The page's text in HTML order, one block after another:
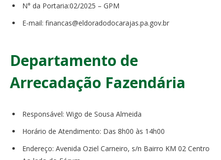
N° da Portaria:02/2025 – GPM
E-mail: financas@eldoradodocarajas.pa.gov.br
Departamento de
Arrecadação Fazendária
Responsável: Wigo de Sousa Almeida
Horário de Atendimento: Das 8h00 às 14h00
Endereço: Avenida Oziel Carneiro, s/n Bairro KM 02 Centro